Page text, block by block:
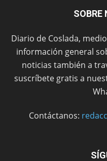
SOBRE
Diario de Coslada,
información general
noticias también a
suscríbete gratis a
Contáctanos: